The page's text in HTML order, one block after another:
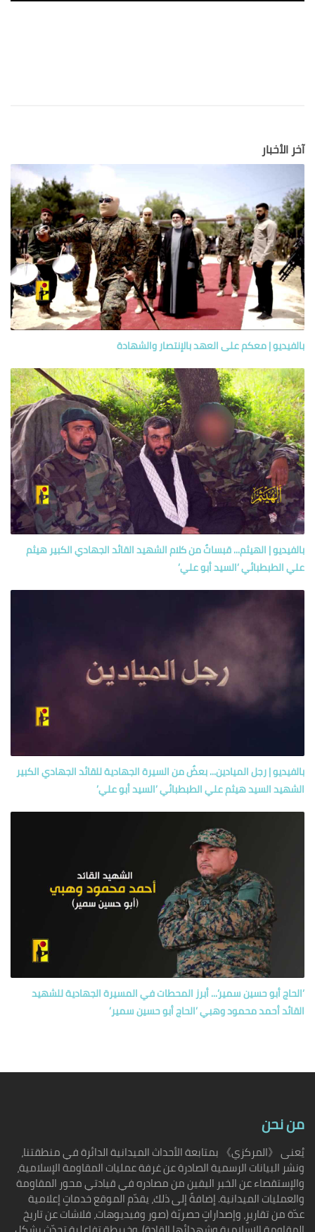
آخر الأخبار
بالفيديو | معكم على العهد بالإنتصار والشهادة
بالفيديو | الهيثم... قبساتٌ من كلام الشهيد القائد الجهادي الكبير هيثم
علي الطبطبائي ’السيد أبو علي’
بالفيديو | رجل الميادين... بعضٌ من السيرة الجهادية للقائد الجهادي الكبير
الشهيد السيد هيثم علي الطبطبائي ’السيد أبو علي’
’الحاج أبو حسين سمير’... أبرز المحطات في المسيرة الجهادية للشهيد
القائد أحمد محمود وهبي ’الحاج أبو حسين سمير’
من نحن
يُعنى 《المركزي》 بمتابعة الأحداث الميدانية الدائرة في منطقتنا،
ونشر البيانات الرسمية الصادرة عن غرفة عمليات المقاومة الإسلامية،
والإستقصاء عن الخبر اليقين من مصادره في قيادتي محور المقاومة
والعمليات الميدانية. إضافةً إلى ذلك، يقدّم الموقع خدماتٍ إعلامية
عدّة من تقاريرٍ، وإصداراتٍ حصريّة (صور وفيديوهات، فلاشات عن تاريخ